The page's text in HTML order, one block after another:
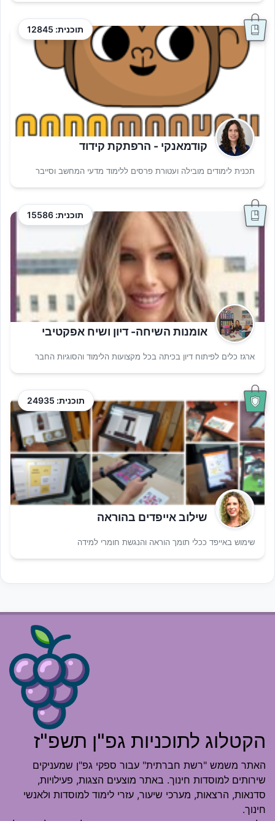
תוכנית: 12845
קודמאנקי - הרפתקת קידוד
תכנית לימודים מובילה ועטורת פרסים ללימוד מדעי המחשב וסייבר
תוכנית: 15586
אומנות השיחה- דיון ושיח אפקטיבי
ארגז כלים לפיתוח דיון בכיתה בכל מקצועות הלימוד והסוגיות החבר
תוכנית: 24935
שילוב אייפדים בהוראה
שימוש באייפד ככלי תומך הוראה והנגשת חומרי למידה
הקטלוג לתוכניות גפ"ן תשפ"ז
האתר משמש "רשת חברתית" עבור ספקי גפ"ן שמעניקים
שירותים למוסדות חינוך. באתר מוצעים הצגות, פעילויות,
סדנאות, הרצאות, מערכי שיעור, עזרי לימוד למוסדות ולאנשי
חינוך.